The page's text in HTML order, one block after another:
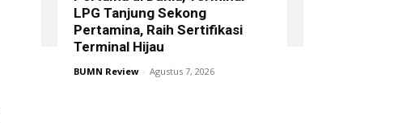
LPG Tanjung Sekong
Pertamina, Raih Sertifikasi
Terminal Hijau
BUMN Review - Agustus 7, 2026